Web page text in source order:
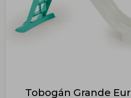
Tobogán Grande